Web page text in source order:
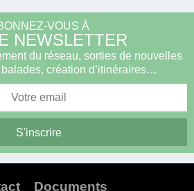
VOUS À
NEWSLETTER
du réseau, sorties de nouvelles
création d’itinéraires…
Documents